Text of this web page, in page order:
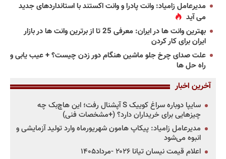
مدیرعامل زامیاد: وانت پادرا و وانت اکستند با استانداردهای جدید
می آید
بهترین وانت ها در ایران: معرفی 25 تا از برترین وانت ها در بازار
ایران برای کار کردن
علت صدای چرخ جلو ماشین هنگام دور زدن چیست؟ + عیب یابی و
راه حل ها
آخرین اخبار
سایپا دوباره سراغ کوییک S آپشنال رفت؛ این هاچ‌بک چه
چیزهایی برای خریداران دارد؟ (+مشخصات فنی)
مدیرعامل زامیاد: پیکاپ هامون شهریورماه وارد تولید آزمایشی و
انبوه می‌شود
اعلام قیمت نیسان تیانا ۲۰۲۶ -مرداد۱۴۰۵